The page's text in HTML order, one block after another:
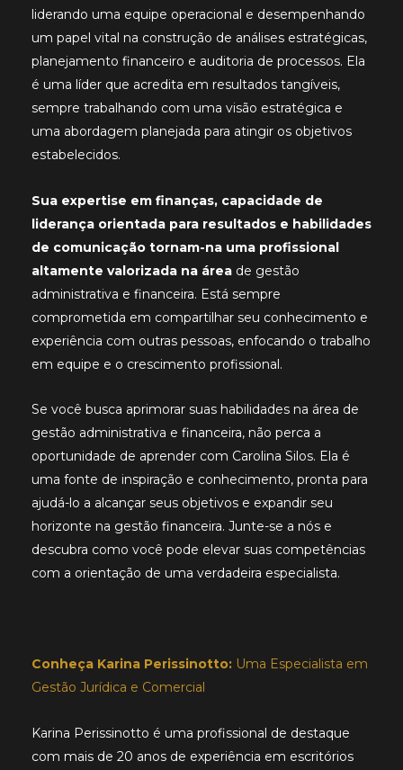
liderando uma equipe operacional e desempenhando
um papel vital na construção de análises estratégicas,
planejamento financeiro e auditoria de processos. Ela
é uma líder que acredita em resultados tangíveis,
sempre trabalhando com uma visão estratégica e
uma abordagem planejada para atingir os objetivos
estabelecidos.
Sua expertise em finanças, capacidade de
liderança orientada para resultados e habilidades
de comunicação tornam-na uma profissional
altamente valorizada na área de gestão
administrativa e financeira. Está sempre
comprometida em compartilhar seu conhecimento e
experiência com outras pessoas, enfocando o trabalho
em equipe e o crescimento profissional.
Se você busca aprimorar suas habilidades na área de
gestão administrativa e financeira, não perca a
oportunidade de aprender com Carolina Silos. Ela é
uma fonte de inspiração e conhecimento, pronta para
ajudá-lo a alcançar seus objetivos e expandir seu
horizonte na gestão financeira. Junte-se a nós e
descubra como você pode elevar suas competências
com a orientação de uma verdadeira especialista.
Conheça Karina Perissinotto: Uma Especialista em
Gestão Jurídica e Comercial
Karina Perissinotto é uma profissional de destaque
com mais de 20 anos de experiência em escritórios